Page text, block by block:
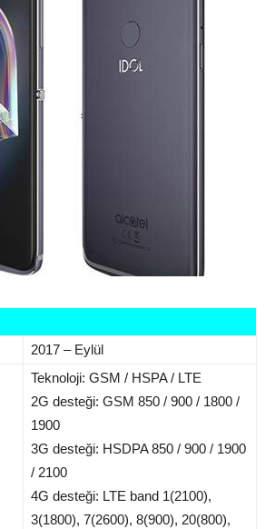
2017 – Eylül
Teknoloji: GSM / HSPA / LTE
2G desteği: GSM 850 / 900 / 1800 /
1900
3G desteği: HSDPA 850 / 900 / 1900
/ 2100
4G desteği: LTE band 1(2100),
3(1800), 7(2600), 8(900), 20(800),